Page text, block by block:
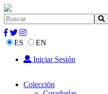
ES
EN
Iniciar Sesión
Colección